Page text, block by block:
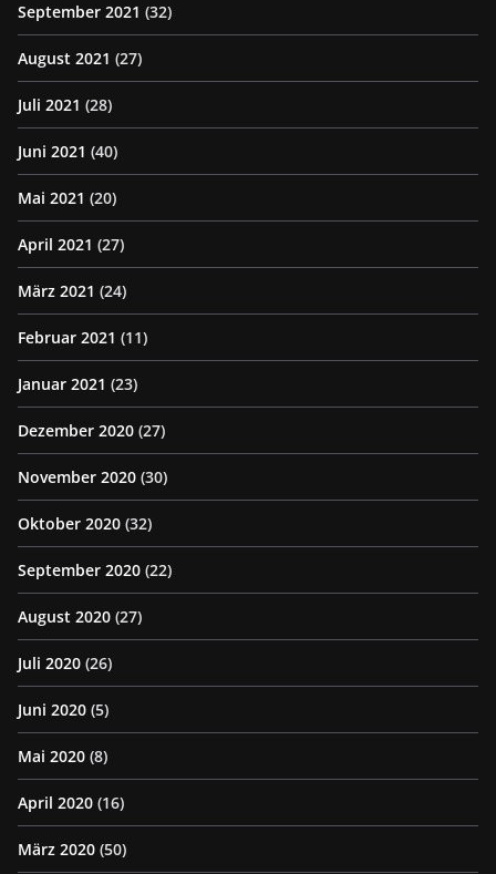
September 2021 (32)
August 2021 (27)
Juli 2021 (28)
Juni 2021 (40)
Mai 2021 (20)
April 2021 (27)
März 2021 (24)
Februar 2021 (11)
Januar 2021 (23)
Dezember 2020 (27)
November 2020 (30)
Oktober 2020 (32)
September 2020 (22)
August 2020 (27)
Juli 2020 (26)
Juni 2020 (5)
Mai 2020 (8)
April 2020 (16)
März 2020 (50)